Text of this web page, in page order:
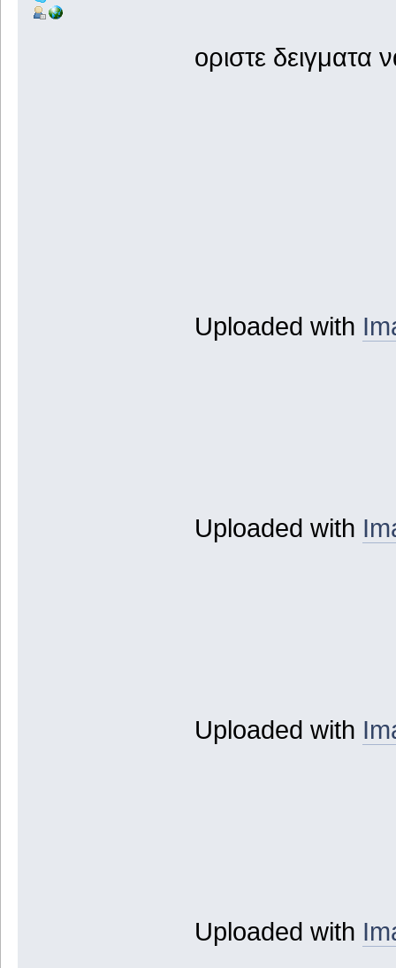
οριστε δειγματα
Uploaded with
Uploaded with
Uploaded with
Uploaded with